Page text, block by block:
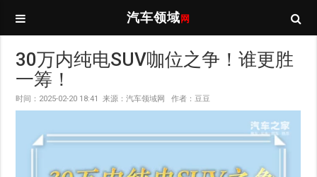
汽车领域 网
30万内纯电SUV咖位之争！谁更胜
一筹！
时间：2025-02-20 18:41 来源：汽车领域网 作者：豆豆